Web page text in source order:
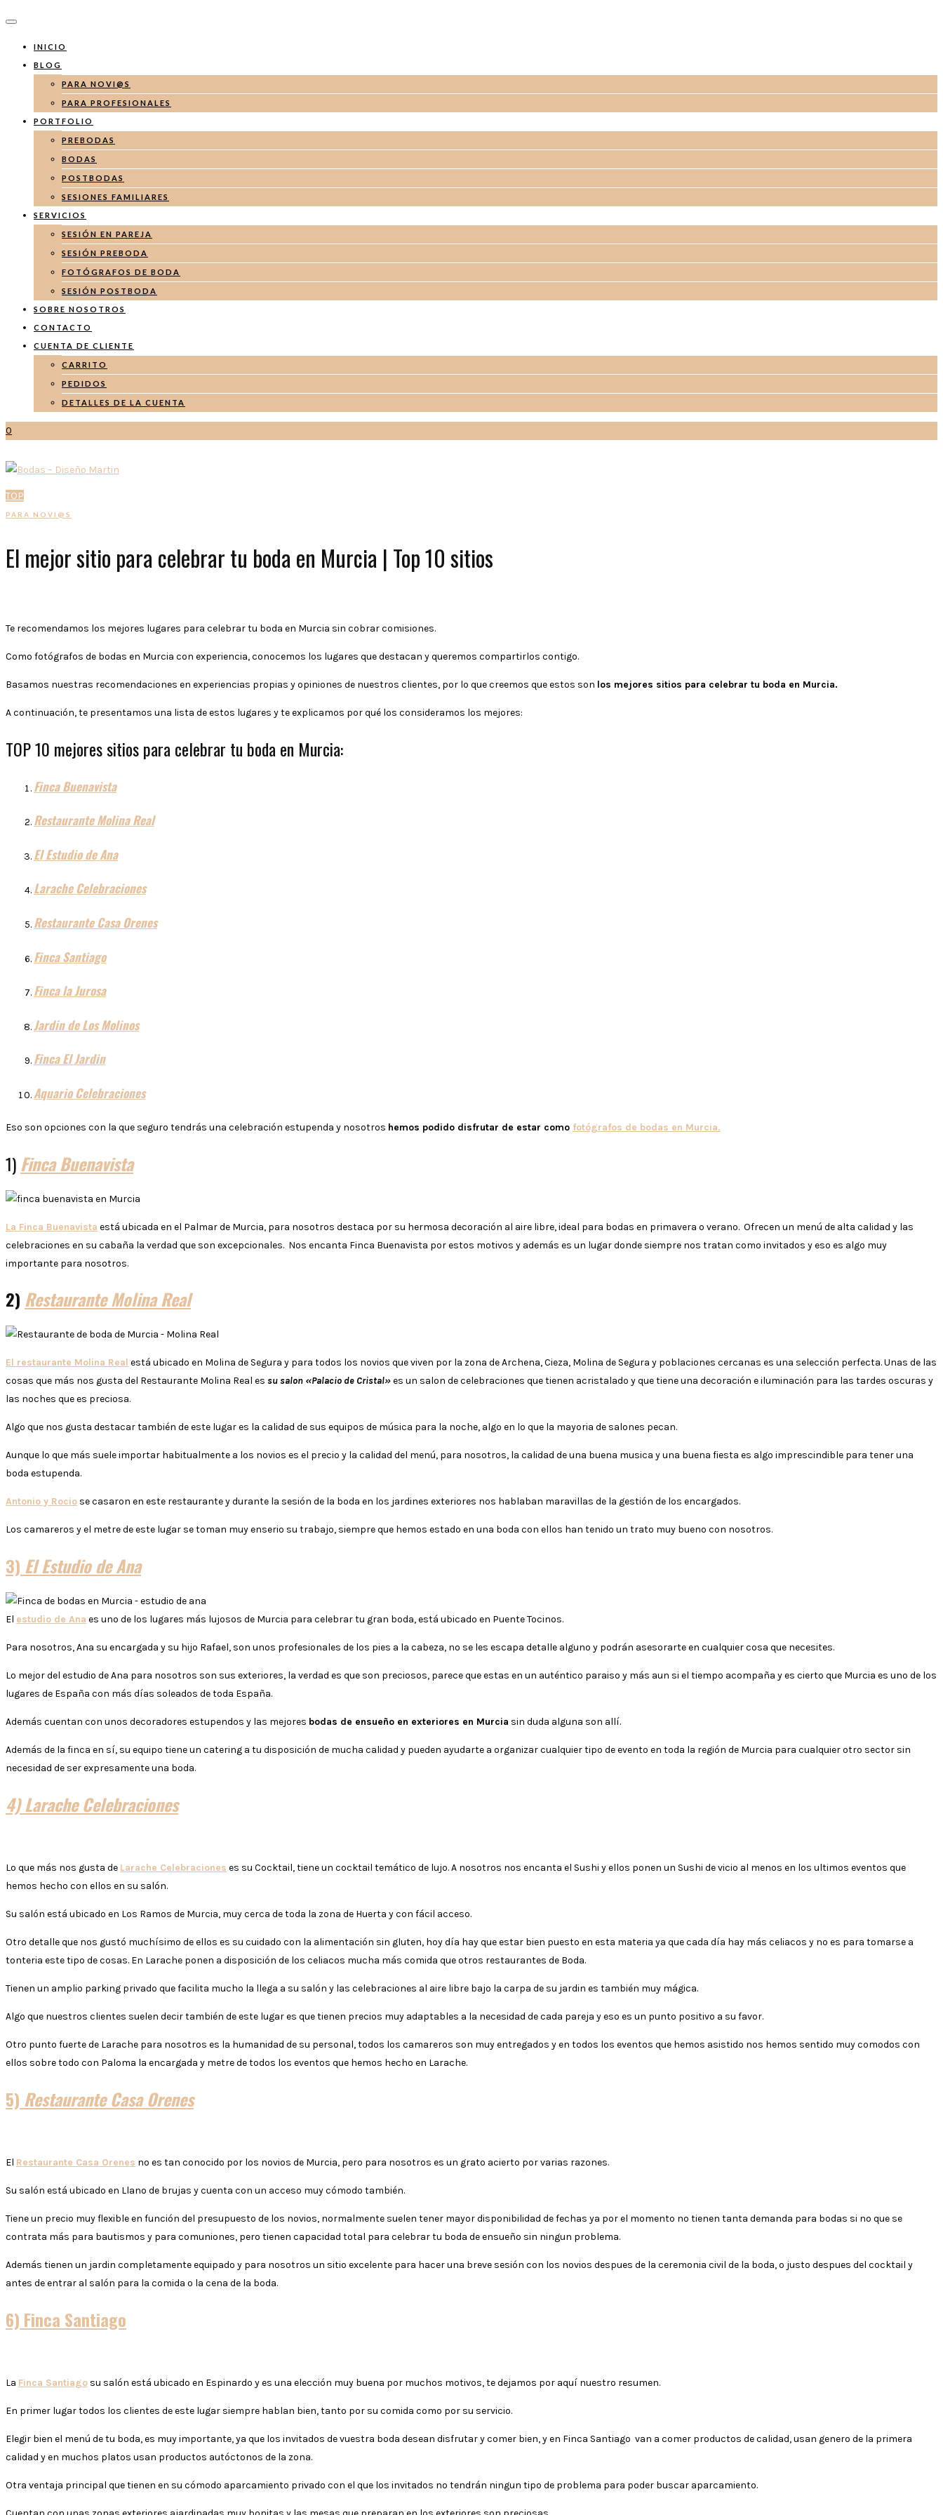
INICIO
BLOG
PARA NOVI@S
PARA PROFESIONALES
PORTFOLIO
PREBODAS
BODAS
POSTBODAS
SESIONES FAMILIARES
SERVICIOS
SESIÓN EN PAREJA
SESIÓN PREBODA
FOTÓGRAFOS DE BODA
SESIÓN POSTBODA
SOBRE NOSOTROS
CONTACTO
CUENTA DE CLIENTE
CARRITO
PEDIDOS
DETALLES DE LA CUENTA
0
TOP
PARA NOVI@S
El mejor sitio para celebrar tu boda en Murcia | Top 10 sitios
Te recomendamos los mejores lugares para celebrar tu boda en Murcia sin cobrar comisiones.
Como fotógrafos de bodas en Murcia con experiencia, conocemos los lugares que destacan y queremos compartirlos contigo.
Basamos nuestras recomendaciones en experiencias propias y opiniones de nuestros clientes, por lo que creemos que estos son los mejores sitios para celebrar tu boda en Murcia.
A continuación, te presentamos una lista de estos lugares y te explicamos por qué los consideramos los mejores:
TOP 10 mejores sitios para celebrar tu boda en Murcia:
Finca Buenavista
Restaurante Molina Real
El Estudio de Ana
Larache Celebraciones
Restaurante Casa Orenes
Finca Santiago
Finca la Jurosa
Jardin de Los Molinos
Finca El Jardin
Aquario Celebraciones
Eso son opciones con la que seguro tendrás una celebración estupenda y nosotros hemos podido disfrutar de estar como fotógrafos de bodas en Murcia.
1) Finca Buenavista
La Finca Buenavista está ubicada en el Palmar de Murcia, para nosotros destaca por su hermosa decoración al aire libre, ideal para bodas en primavera o verano. Ofrecen un menú de alta calidad y las
celebraciones en su cabaña la verdad que son excepcionales. Nos encanta Finca Buenavista por estos motivos y además es un lugar donde siempre nos tratan como invitados y eso es algo muy
importante para nosotros.
2) Restaurante Molina Real
El restaurante Molina Real está ubicado en Molina de Segura y para todos los novios que viven por la zona de Archena, Cieza, Molina de Segura y poblaciones cercanas es una selección perfecta. Unas de las
cosas que más nos gusta del Restaurante Molina Real es su salon «Palacio de Cristal»es un salon de celebraciones que tienen acristalado y que tiene una decoración e iluminación para las tardes oscuras y
las noches que es preciosa.
Algo que nos gusta destacar también de este lugar es la calidad de sus equipos de música para la noche, algo en lo que la mayoria de salones pecan.
Aunque lo que más suele importar habitualmente a los novios es el precio y la calidad del menú, para nosotros, la calidad de una buena musica y una buena fiesta es algo imprescindible para tener una
boda estupenda.
Antonio y Rocio se casaron en este restaurante y durante la sesión de la boda en los jardines exteriores nos hablaban maravillas de la gestión de los encargados.
Los camareros y el metre de este lugar se toman muy enserio su trabajo, siempre que hemos estado en una boda con ellos han tenido un trato muy bueno con nosotros.
3) El Estudio de Ana
El estudio de Ana es uno de los lugares más lujosos de Murcia para celebrar tu gran boda, está ubicado en Puente Tocinos.
Para nosotros, Ana su encargada y su hijo Rafael, son unos profesionales de los pies a la cabeza, no se les escapa detalle alguno y podrán asesorarte en cualquier cosa que necesites.
Lo mejor del estudio de Ana para nosotros son sus exteriores, la verdad es que son preciosos, parece que estas en un auténtico paraiso y más aun si el tiempo acompaña y es cierto que Murcia es uno de los
lugares de España con más días soleados de toda España.
Además cuentan con unos decoradores estupendos y las mejores bodas de ensueño en exteriores en Murcia sin duda alguna son allí.
Además de la finca en sí, su equipo tiene un catering a tu disposición de mucha calidad y pueden ayudarte a organizar cualquier tipo de evento en toda la región de Murcia para cualquier otro sector sin
necesidad de ser expresamente una boda.
4) Larache Celebraciones
Lo que más nos gusta de Larache Celebraciones es su Cocktail, tiene un cocktail temático de lujo. A nosotros nos encanta el Sushi y ellos ponen un Sushi de vicio al menos en los ultimos eventos que
hemos hecho con ellos en su salón.
Su salón está ubicado en Los Ramos de Murcia, muy cerca de toda la zona de Huerta y con fácil acceso.
Otro detalle que nos gustó muchísimo de ellos es su cuidado con la alimentación sin gluten, hoy día hay que estar bien puesto en esta materia ya que cada día hay más celiacos y no es para tomarse a
tonteria este tipo de cosas. En Larache ponen a disposición de los celiacos mucha más comida que otros restaurantes de Boda.
Tienen un amplio parking privado que facilita mucho la llega a su salón y las celebraciones al aire libre bajo la carpa de su jardin es también muy mágica.
Algo que nuestros clientes suelen decir también de este lugar es que tienen precios muy adaptables a la necesidad de cada pareja y eso es un punto positivo a su favor.
Otro punto fuerte de Larache para nosotros es la humanidad de su personal, todos los camareros son muy entregados y en todos los eventos que hemos asistido nos hemos sentido muy comodos con
ellos sobre todo con Paloma la encargada y metre de todos los eventos que hemos hecho en Larache.
5) Restaurante Casa Orenes
El Restaurante Casa Orenes no es tan conocido por los novios de Murcia, pero para nosotros es un grato acierto por varias razones.
Su salón está ubicado en Llano de brujas y cuenta con un acceso muy cómodo también.
Tiene un precio muy flexible en función del presupuesto de los novios, normalmente suelen tener mayor disponibilidad de fechas ya por el momento no tienen tanta demanda para bodas si no que se
contrata más para bautismos y para comuniones, pero tienen capacidad total para celebrar tu boda de ensueño sin ningun problema.
Además tienen un jardin completamente equipado y para nosotros un sitio excelente para hacer una breve sesión con los novios despues de la ceremonia civil de la boda, o justo despues del cocktail y
antes de entrar al salón para la comida o la cena de la boda.
6) Finca Santiago
La Finca Santiago su salón está ubicado en Espinardo y es una elección muy buena por muchos motivos, te dejamos por aquí nuestro resumen.
En primer lugar todos los clientes de este lugar siempre hablan bien, tanto por su comida como por su servicio.
Elegir bien el menú de tu boda, es muy importante, ya que los invitados de vuestra boda desean disfrutar y comer bien, y en Finca Santiago van a comer productos de calidad, usan genero de la primera
calidad y en muchos platos usan productos autóctonos de la zona.
Otra ventaja principal que tienen en su cómodo aparcamiento privado con el que los invitados no tendrán ningun tipo de problema para poder buscar aparcamiento.